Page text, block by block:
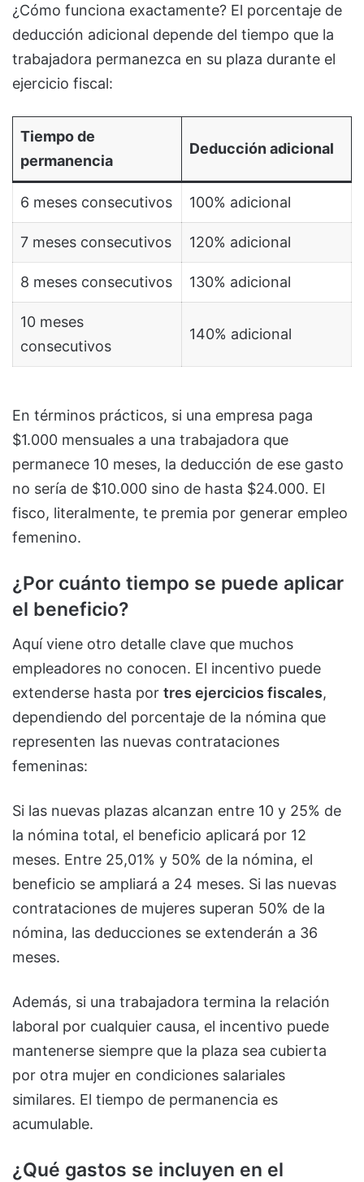
¿Cómo funciona exactamente? El porcentaje de
deducción adicional depende del tiempo que la
trabajadora permanezca en su plaza durante el
ejercicio fiscal:
Tiempo de
permanencia
Deducción adicional
6 meses consecutivos 100% adicional
7 meses consecutivos 120% adicional
8 meses consecutivos 130% adicional
10 meses
consecutivos
140% adicional
En términos prácticos, si una empresa paga
$1.000 mensuales a una trabajadora que
permanece 10 meses, la deducción de ese gasto
no sería de $10.000 sino de hasta $24.000. El
fisco, literalmente, te premia por generar empleo
femenino.
¿Por cuánto tiempo se puede aplicar
el beneficio?
Aquí viene otro detalle clave que muchos
empleadores no conocen. El incentivo puede
extenderse hasta por tres ejercicios fiscales,
dependiendo del porcentaje de la nómina que
representen las nuevas contrataciones
femeninas:
Si las nuevas plazas alcanzan entre 10 y 25% de
la nómina total, el beneficio aplicará por 12
meses. Entre 25,01% y 50% de la nómina, el
beneficio se ampliará a 24 meses. Si las nuevas
contrataciones de mujeres superan 50% de la
nómina, las deducciones se extenderán a 36
meses.
Además, si una trabajadora termina la relación
laboral por cualquier causa, el incentivo puede
mantenerse siempre que la plaza sea cubierta
por otra mujer en condiciones salariales
similares. El tiempo de permanencia es
acumulable.
¿Qué gastos se incluyen en el